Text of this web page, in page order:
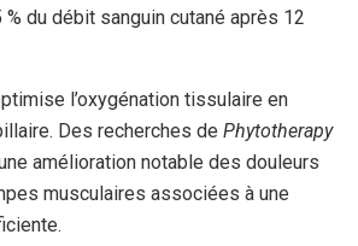
du débit sanguin cutané après 12
l’oxygénation tissulaire en
Des recherches de Phytotherapy
amélioration notable des douleurs
musculaires associées à une